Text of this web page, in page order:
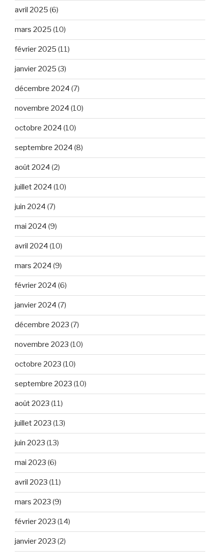
avril 2025 (6)
mars 2025 (10)
février 2025 (11)
janvier 2025 (3)
décembre 2024 (7)
novembre 2024 (10)
octobre 2024 (10)
septembre 2024 (8)
août 2024 (2)
juillet 2024 (10)
juin 2024 (7)
mai 2024 (9)
avril 2024 (10)
mars 2024 (9)
février 2024 (6)
janvier 2024 (7)
décembre 2023 (7)
novembre 2023 (10)
octobre 2023 (10)
septembre 2023 (10)
août 2023 (11)
juillet 2023 (13)
juin 2023 (13)
mai 2023 (6)
avril 2023 (11)
mars 2023 (9)
février 2023 (14)
janvier 2023 (2)